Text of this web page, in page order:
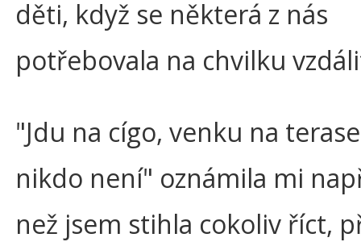
děti, když se některá z nás
potřebovala na chvilku
"Jdu na cígo, venku na
nikdo není" oznámila mi
než jsem stihla cokoliv říct,